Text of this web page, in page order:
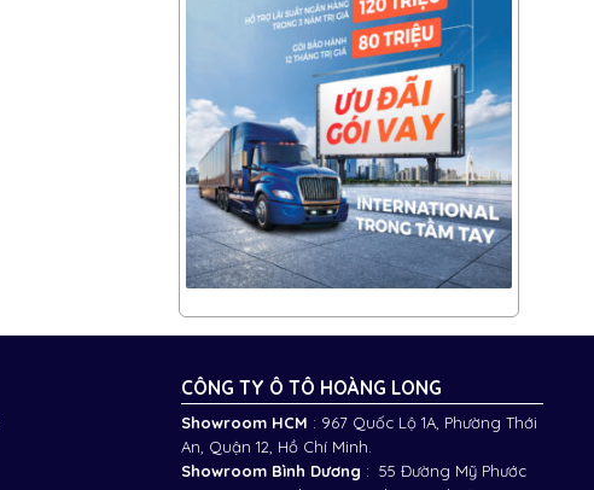
CÔNG TY Ô TÔ HOÀNG LONG
Showroom HCM : 967 Quốc Lộ 1A, Phường Thới
An, Quận 12, Hồ Chí Minh.
Showroom Bình Dương : 55 Đường Mỹ Phước